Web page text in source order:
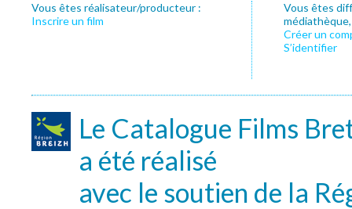
Vous êtes réalisateur/producteur :
Inscrire un film
Vous êtes
Créer un
S’identifier
Le Catalogue Films
a été réalisé
avec le soutien de la